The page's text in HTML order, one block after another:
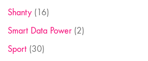
Shanty (16)
Smart Data Power(2)
Sport (30)